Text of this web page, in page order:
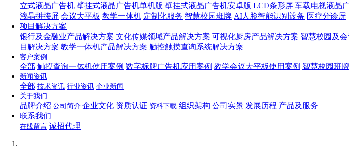
立式液晶广告机 壁挂式液晶广告机单机版 壁挂式液晶广告机安卓版 LCD条形屏 车载电视液晶
液晶拼接屏 会议大平板 教学一体机 定制化服务 智慧校园班牌 AI人脸智能识别设备 医疗分诊屏
项目解决方案
银行及金融业产品解决方案 文化传媒领域产品解决方案 可视化厨房产品解决方案 智慧校园及
目解决方案 教学一体机产品解决方案 触控触摸查询系统解决方案
客户案例
全部 触摸查询一体机使用案例 数字标牌广告机应用案例 教学会议大平板使用案例 智慧校园班
新闻资讯
全部 技术资讯 行业资讯 企业新闻
关于我们
品牌介绍 公司简介 企业文化 资质认证 资料下载 组织架构 公司实景 发展历程 产品及服务
联系我们
在线留言 诚招代理